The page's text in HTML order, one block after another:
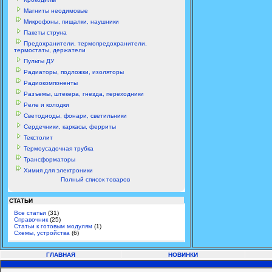
Магниты неодимовые
Микрофоны, пищалки, наушники
Пакеты струна
Предохранители, термопредохранители,
термостаты, держатели
Пульты ДУ
Радиаторы, подложки, изоляторы
Радиокомпоненты
Разъемы, штекера, гнезда, переходники
Реле и колодки
Светодиоды, фонари, светильники
Сердечники, каркасы, ферриты
Текстолит
Термоусадочная трубка
Трансформаторы
Химия для электроники
Полный список товаров
СТАТЬИ
Все статьи (31)
Справочник (25)
Статьи к готовым модулям (1)
Схемы, устройства (6)
ГЛАВНАЯ НОВИНКИ